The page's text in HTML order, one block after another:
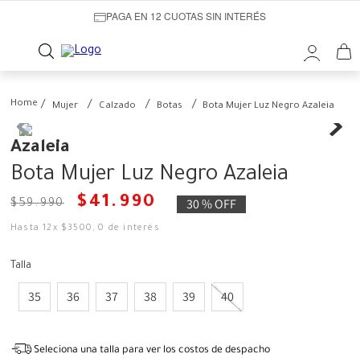
PAGA EN 12 CUOTAS SIN INTERÉS
Mujer Calzado Botas Bota Mujer Luz Negro Azaleia
Azaleia
Bota Mujer Luz Negro Azaleia
$59.990 $ 41 . 990 30 %OFF
Hasta12 x $ 3500 ,0 de interés
Talla
35 36 37 38 39 40
Seleciona una talla para ver los costos de despacho